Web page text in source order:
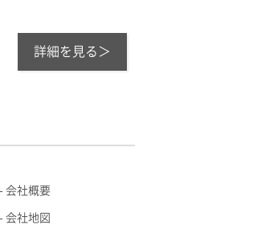
詳細を見る＞
会社概要
会社地図